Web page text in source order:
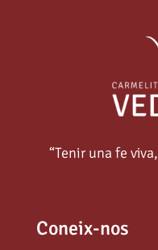
“Tenir una fe
Coneix-nos